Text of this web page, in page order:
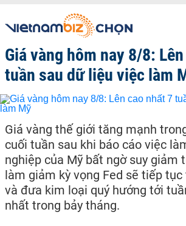
Giá vàng hôm nay 8/8:
tuần sau dữ liệu việc làm
Giá vàng thế giới tăng mạnh
cuối tuần sau khi báo cáo việc
nghiệp của Mỹ bất ngờ suy giảm
làm giảm kỳ vọng Fed sẽ tiếp
và đưa kim loại quý hướng tới
nhất trong bảy tháng.